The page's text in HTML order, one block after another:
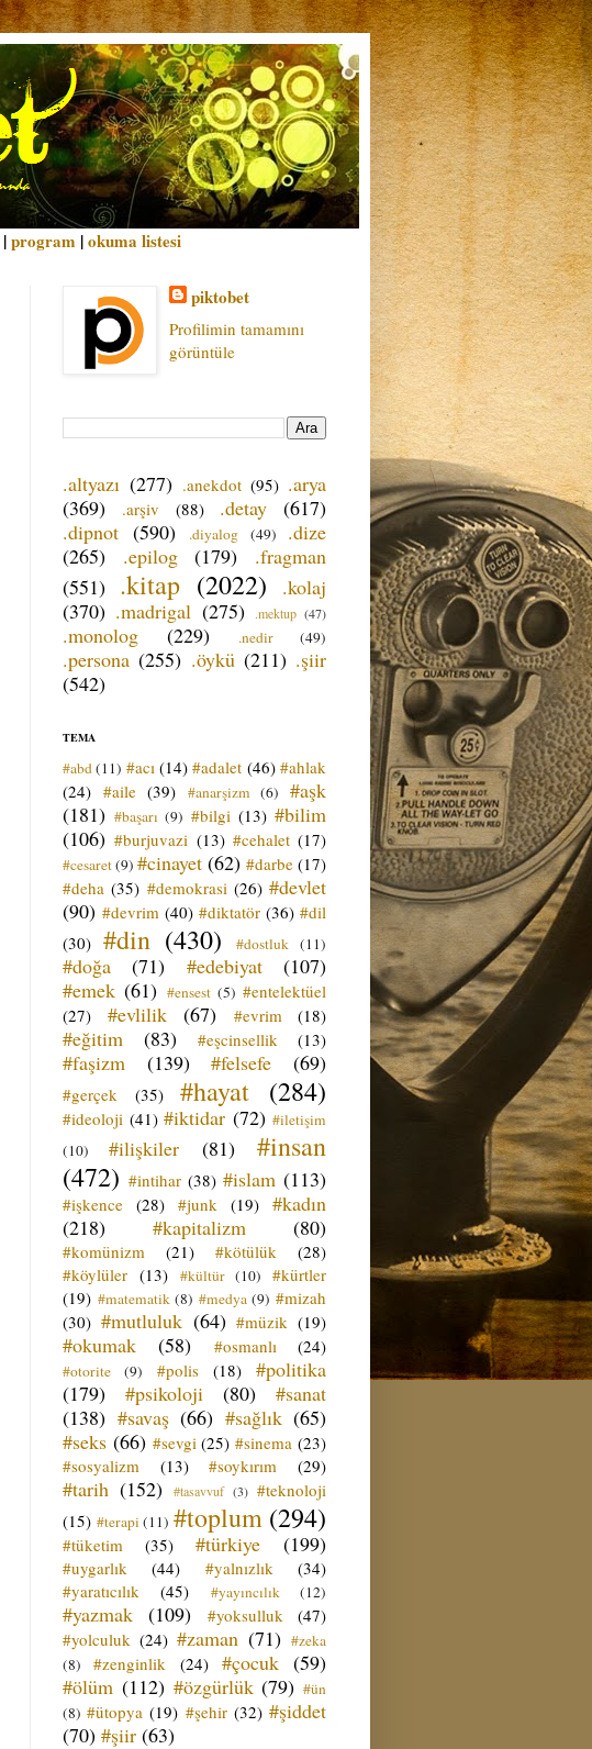
|program |okuma listesi
piktobet
Profilimin tamamını
görüntüle
.altyazı (277) .anekdot (95) .arya
(369)
.arşiv (88) .detay
(617)
.dipnot (590) .diyalog (49)
.dize
(265)
.epilog (179)
.fragman
(551) .kitap (2022)
.kolaj
(370) .madrigal (275) .mektup (47)
.monolog (229) .nedir (49)
.persona (255) .öykü (211) .şiir
(542)
TEMA
#abd (11) #acı (14) #adalet (46) #ahlak
(24) #aile (39) #anarşizm (6)
#aşk
(181) #başarı (9) #bilgi (13) #bilim
(106) #burjuvazi (13) #cehalet (17)
#cesaret(9) #cinayet (62) #darbe (17)
#deha (35) #demokrasi (26) #devlet
(90) #devrim (40) #diktatör (36) #dil
(30) #din (430) #dostluk (11)
#doğa (71) #edebiyat
(107)
#emek (61) #ensest (5) #entelektüel
(27)
#evlilik (67) #evrim (18)
#eğitim (83) #eşcinsellik (13)
#faşizm (139) #felsefe (69)
#gerçek (35) #hayat (284)
#ideoloji (41) #iktidar (72) #iletişim
(10)
#ilişkiler (81)
#insan
(472) #intihar (38) #islam (113)
#işkence (28) #junk (19) #kadın
(218)
#kapitalizm (80)
#komünizm (21) #kötülük
(28)
#köylüler (13) #kültür (10)
#kürtler
(19) #matematik (8) #medya (9) #mizah
(30) #mutluluk (64) #müzik (19)
#okumak (58) #osmanlı (24)
#otorite (9) #polis (18)
#politika
(179)
#psikoloji (80)
#sanat
(138) #savaş (66) #sağlık (65)
#seks (66) #sevgi (25) #sinema (23)
#sosyalizm
(13) #soykırım (29)
#tarih (152) #tasavvuf (3) #teknoloji
(15) #terapi (11) #toplum (294)
#tüketim (35) #türkiye (199)
#uygarlık (44) #yalnızlık
(34)
#yaratıcılık
(45) #yayıncılık (12)
#yazmak (109) #yoksulluk
(47)
#yolculuk (24) #zaman (71) #zeka
(8)
#zenginlik (24) #çocuk (59)
#ölüm (112) #özgürlük (79) #ün
(8) #ütopya (19) #şehir (32) #şiddet
(70) #şiir (63)